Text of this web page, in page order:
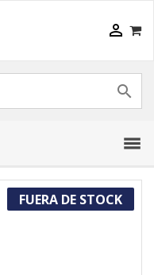


FUERA DE STOCK